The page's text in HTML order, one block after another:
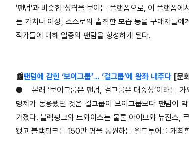
'팬덤'과 비슷한 성격을 보이는 플랫폼으로, 이 플랫폼
는 가치나 이상, 스스로의 솔직한 모습 등을 구매자들
작가들에 대해 일종의 팬덤을 형성하게 된다.
📰팬덤에 갇힌 ‘보이그룹’… ‘걸그룹’에 왕좌 내주다 [문
●
본래 ‘보이그룹은 팬덤, 걸그룹은 대중성’이라는
명제가 통용됐던 것은 걸그룹이 보이그룹보다 팬덤이
가졌다. 블랙핑크와 트와이스는 물론 아이브와 뉴진스,
됐고 블랙핑크는 150만 명을 동원하는 월드투어를 개최